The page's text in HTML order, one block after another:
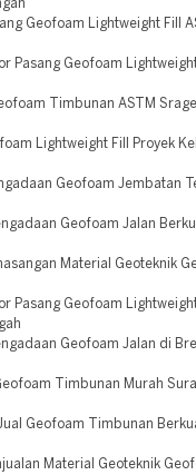
Geofoam Lightweight Fill
Pasang Geofoam
Timbunan ASTM
Lightweight Fill Proyek
Geofoam Jembatan
Geofoam Jalan
Material Geoteknik
Pasang Geofoam
Geofoam Jalan di
Timbunan Murah
Geofoam Timbunan
Material Geoteknik